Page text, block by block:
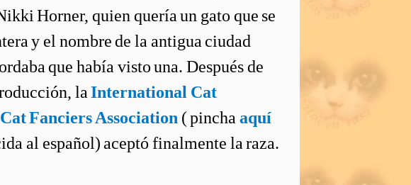
Horner, quien quería un gato que se
y el nombre de la antigua ciudad
que había visto una. Después de
laInternational Cat
Fanciers Association ( pinchaaquí
al español) aceptó finalmente la raza.